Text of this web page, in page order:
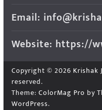
Email:
Website: https://
Copyright © 2026
reserved.
Theme: ColorMag Pro by
WordPress.